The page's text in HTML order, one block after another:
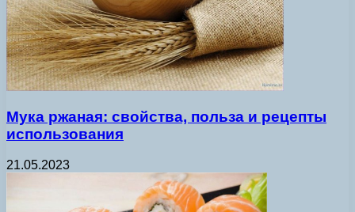
Мука ржаная: свойства, польза и рецепты
использования
21.05.2023